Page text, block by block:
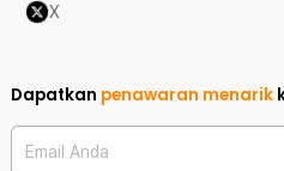
X
Dapatkan penawaran menarik
Email Anda